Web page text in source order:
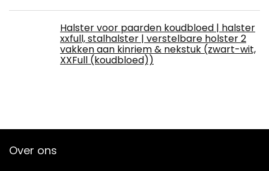
Halster voor paarden koudbloed | halster
xxfull, stalhalster | verstelbare holster 2
vakken aan kinriem & nekstuk (zwart-wit,
XXFull (koudbloed))
Over ons